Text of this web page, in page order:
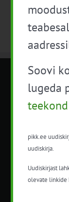
METK
Soovi
lugeda
pikk.ee
uudiskirja.
Uudiskirjast
olevate linkide